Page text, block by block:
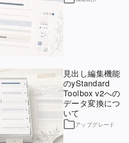
見出し編集機能
のyStandard
Toolbox v2への
データ変換につ
いて
アップグレード